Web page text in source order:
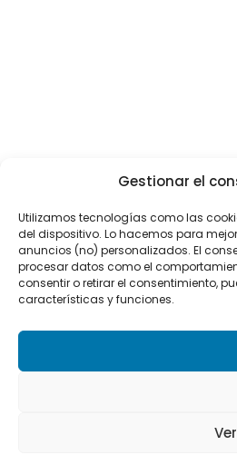
Gestionar el
Utilizamos tecnologías como las
del dispositivo. Lo hacemos para
anuncios (no) personalizados. El
procesar datos como el
consentir o retirar el consentimiento,
características y funciones.